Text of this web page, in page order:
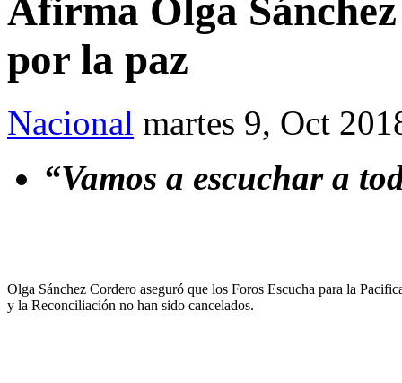
Afirma Olga
por la paz
Nacional martes 9, Oct
“Vamos a escuchar a
Olga Sánchez Cordero aseguró que los Foros Escucha para la
y la Reconciliación no han sido cancelados.